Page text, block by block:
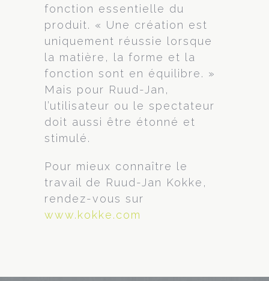
fonction essentielle du
produit. « Une création est
uniquement réussie lorsque
la matière, la forme et la
fonction sont en équilibre. »
Mais pour Ruud-Jan,
l’utilisateur ou le spectateur
doit aussi être étonné et
stimulé.
Pour mieux connaître le
travail de Ruud-Jan Kokke,
rendez-vous sur
www.kokke.com